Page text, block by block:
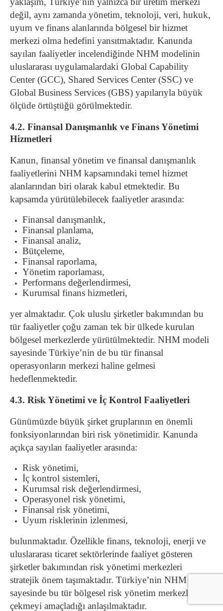
değil, aynı zamanda yönetim, teknoloji, veri, hukuk,
uyum ve finans alanlarında bölgesel bir hizmet
merkezi olma hedefini yansıtmaktadır. Kanunda
sayılan faaliyetler incelendiğinde NHM modelinin
uluslararası uygulamalardaki Global Capability
Center (GCC), Shared Services Center (SSC) ve
Global Business Services (GBS) yapılarıyla büyük
ölçüde örtüştüğü görülmektedir.
4.2. Finansal Danışmanlık ve Finans Yönetimi
Hizmetleri
Kanun, finansal yönetim ve finansal danışmanlık
faaliyetlerini NHM kapsamındaki temel hizmet
alanlarından biri olarak kabul etmektedir. Bu
kapsamda yürütülebilecek faaliyetler arasında:
Finansal danışmanlık,
Finansal planlama,
Finansal analiz,
Bütçeleme,
Finansal raporlama,
Yönetim raporlaması,
Performans değerlendirmesi,
Kurumsal finans hizmetleri,
yer almaktadır. Çok uluslu şirketler bakımından bu
tür faaliyetler çoğu zaman tek bir ülkede kurulan
bölgesel merkezlerde yürütülmektedir. NHM modeli
sayesinde Türkiye’nin de bu tür finansal
operasyonların merkezi haline gelmesi
hedeflenmektedir.
4.3. Risk Yönetimi ve İç Kontrol Faaliyetleri
Günümüzde büyük şirket gruplarının en önemli
fonksiyonlarından biri risk yönetimidir. Kanunda
açıkça sayılan faaliyetler arasında:
Risk yönetimi,
İç kontrol sistemleri,
Kurumsal risk değerlendirmesi,
Operasyonel risk yönetimi,
Finansal risk yönetimi,
Uyum risklerinin izlenmesi,
bulunmaktadır. Özellikle finans, teknoloji, enerji ve
uluslararası ticaret sektörlerinde faaliyet gösteren
şirketler bakımından risk yönetimi merkezleri
stratejik önem taşımaktadır. Türkiye’nin NHM rejimi
sayesinde bu tür bölgesel risk yönetim merkezlerini
çekmeyi amaçladığı anlaşılmaktadır.